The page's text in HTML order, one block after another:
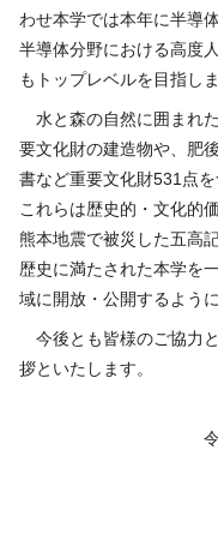
わせ本学では本年に半導
半導体分野における高度
もトップレベルを目指しま
水と森の自然に囲まれ
要文化財の建造物や、肥
書など重要文化財531 点
これらは歴史的・文化的
熊本地震で被災した五高
歴史に満たされた本学を
域に開放・公開するよう
今後とも皆様のご協力
拶といたします。
令
熊本大学